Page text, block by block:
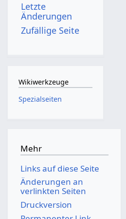
Letzte
Änderungen
Zufällige Seite
Wikiwerkzeuge
Spezialseiten
Mehr
Links auf diese Seite
Änderungen an
verlinkten Seiten
Druckversion